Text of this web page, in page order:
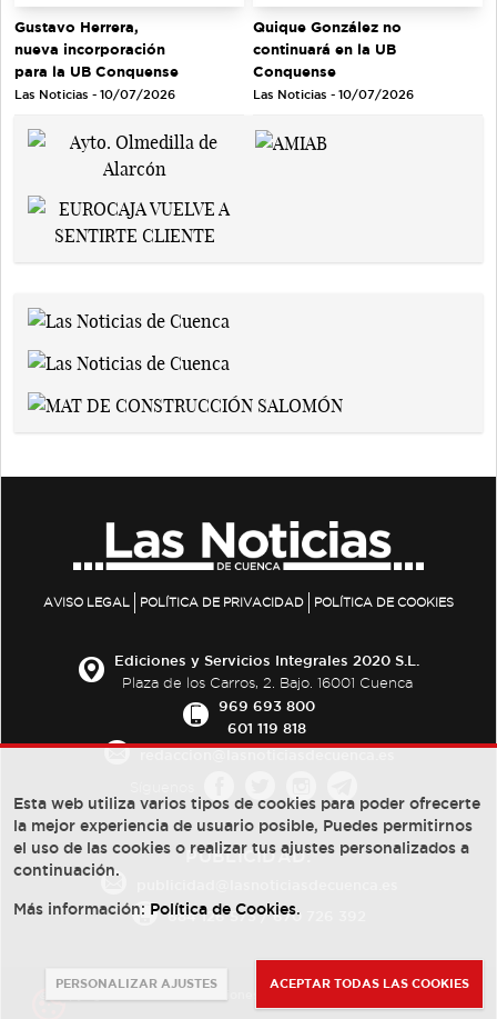
Gustavo Herrera,
nueva incorporación
para la UB Conquense
Las Noticias - 10/07/2026
Quique González no
continuará en la UB
Conquense
Las Noticias - 10/07/2026
AVISO LEGAL POLÍTICA DE PRIVACIDAD POLÍTICA DE COOKIES
Ediciones y Servicios Integrales 2020 S.L.
Plaza de los Carros, 2. Bajo. 16001 Cuenca
969 693 800
601 119 818
PUBLICIDAD:
684 126 573/670 726 392
Esta web utiliza varios tipos de cookies para poder ofrecerte
la mejor experiencia de usuario posible, Puedes permitirnos
el uso de las cookies o realizar tus ajustes personalizados a
continuación.
Más información: Política de Cookies.
PERSONALIZAR AJUSTES ACEPTAR TODAS LAS COOKIES